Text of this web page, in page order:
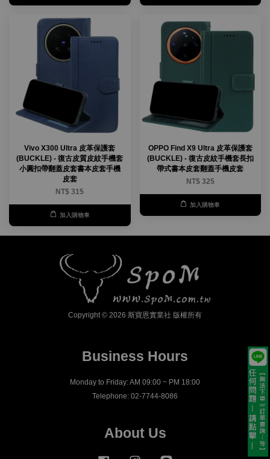
Vivo X300 Ultra 皮革保護套
(BUCKLE) - 復古皮質皮紋手機套
小圓扣帶翻蓋皮套書本皮套手機
皮套
NT$ 315
加入購物車
OPPO Find X9 Ultra 皮革保護套
(BUCKLE) - 復古皮紋手機套長扣
帶式書本皮套翻蓋手機皮套
NT$ 325
加入購物車
Copyright © 2026 斯寶恩實業社 版權所有
Business Hours
Monday to Friday: AM 09:00 ~ PM 18:00
Telephone: 02-7744-8086
About Us